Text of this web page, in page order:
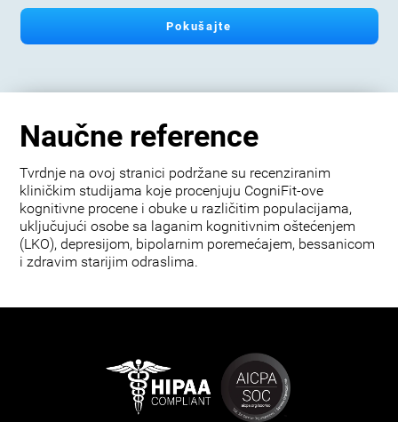
Pokušajte
Naučne reference
Tvrdnje na ovoj stranici podržane su recenziranim
kliničkim studijama koje procenjuju CogniFit-ove
kognitivne procene i obuke u različitim populacijama,
uključujući osobe sa laganim kognitivnim oštećenjem
(LKO), depresijom, bipolarnim poremećajem, bessanicom
i zdravim starijim odraslima.